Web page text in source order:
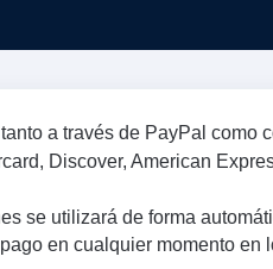
a través de PayPal como
Discover, American
se utilizará de forma
en cualquier momento en